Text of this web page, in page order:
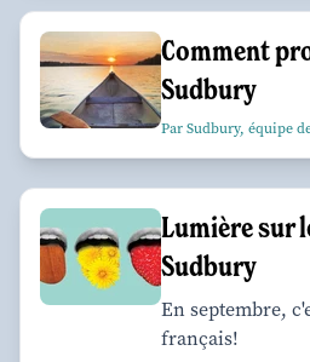
Comment
Sudbury
Par Sudbury, équipe
Lumière sur
Sudbury
En septembre,
français!